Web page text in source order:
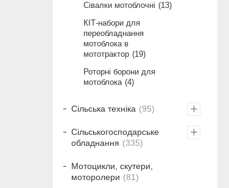
Сівалки мотоблочні
13
КІТ-набори для
переобладнання
мотоблока в
мототрактор
19
Роторні борони для
мотоблока 4
Сільська техніка 95
Сільськогосподарське
обладнання
335
Мотоцикли, скутери,
моторолери
81